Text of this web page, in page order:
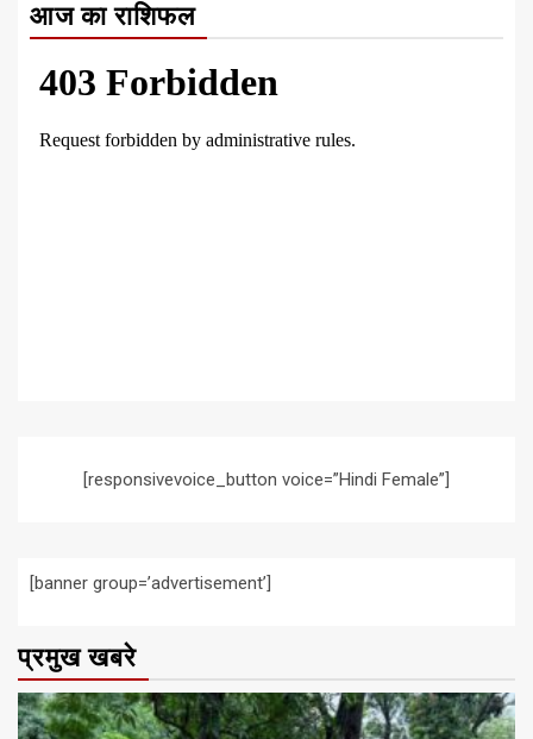
आज का राशिफल
[responsivevoice_button voice=”Hindi Female”]
[banner group=’advertisement’]
प्रमुख खबरे